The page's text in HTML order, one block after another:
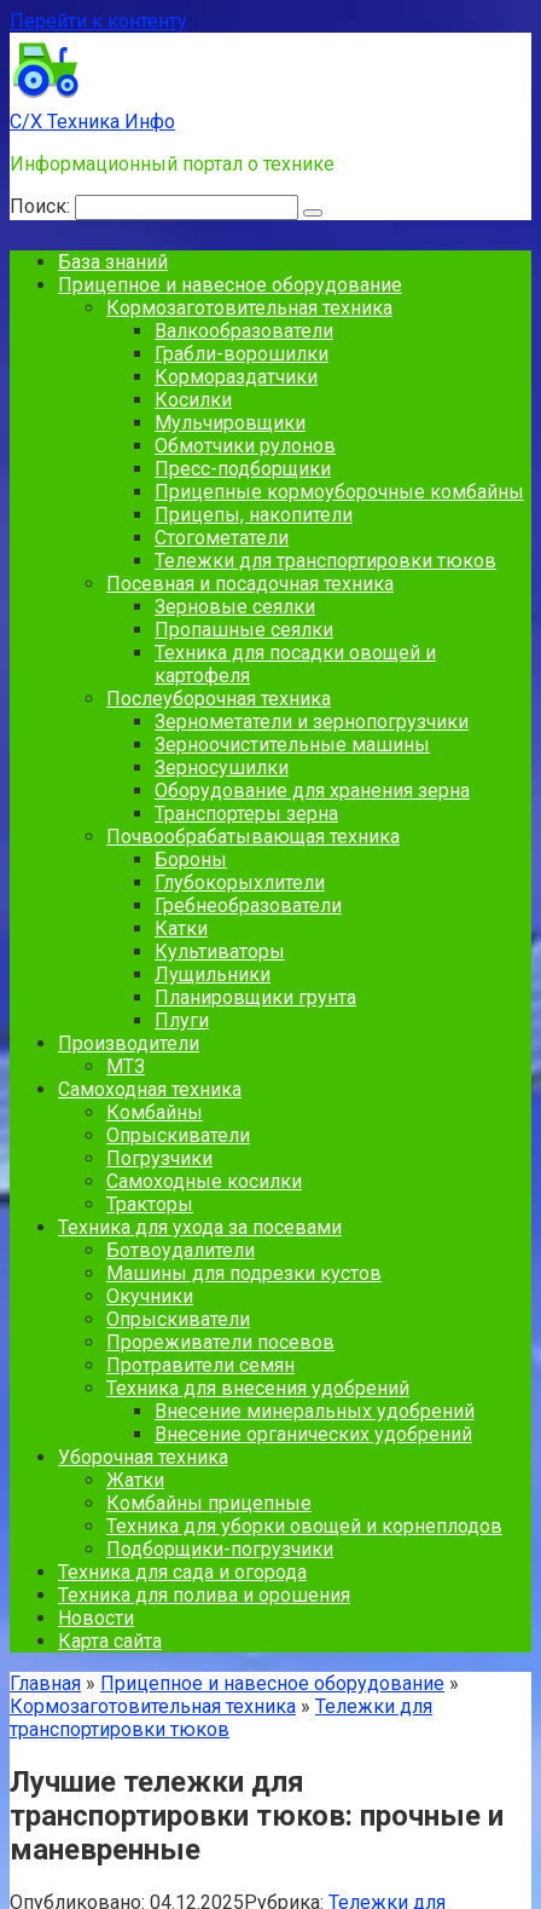
Перейти к контенту
С/Х Техника Инфо
Информационный портал о технике
Поиск:
База знаний
Прицепное и навесное оборудование
Кормозаготовительная техника
Валкообразователи
Грабли-ворошилки
Кормораздатчики
Косилки
Мульчировщики
Обмотчики рулонов
Пресс-подборщики
Прицепные кормоуборочные комбайны
Прицепы, накопители
Стогометатели
Тележки для транспортировки тюков
Посевная и посадочная техника
Зерновые сеялки
Пропашные сеялки
Техника для посадки овощей и
картофеля
Послеуборочная техника
Зернометатели и зернопогрузчики
Зерноочистительные машины
Зерносушилки
Оборудование для хранения зерна
Транспортеры зерна
Почвообрабатывающая техника
Бороны
Глубокорыхлители
Гребнеобразователи
Катки
Культиваторы
Лущильники
Планировщики грунта
Плуги
Производители
МТЗ
Самоходная техника
Комбайны
Опрыскиватели
Погрузчики
Самоходные косилки
Тракторы
Техника для ухода за посевами
Ботвоудалители
Машины для подрезки кустов
Окучники
Опрыскиватели
Прореживатели посевов
Протравители семян
Техника для внесения удобрений
Внесение минеральных удобрений
Внесение органических удобрений
Уборочная техника
Жатки
Комбайны прицепные
Техника для уборки овощей и корнеплодов
Подборщики-погрузчики
Техника для сада и огорода
Техника для полива и орошения
Новости
Карта сайта
Главная » Прицепное и навесное оборудование »
Кормозаготовительная техника » Тележки для
транспортировки тюков
Лучшие тележки для
транспортировки тюков: прочные и
маневренные
Опубликовано: 04.12.2025Рубрика: Тележки для